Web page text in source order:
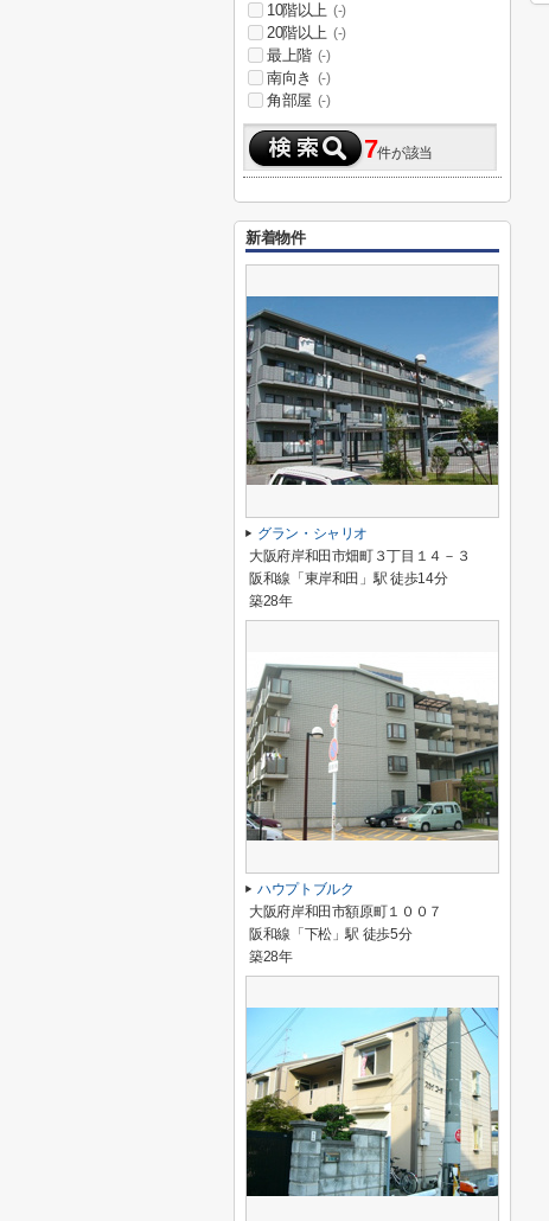
10階以上 (-)
20階以上 (-)
最上階 (-)
南向き (-)
角部屋 (-)
7件が該当
新着物件
グラン・シャリオ
大阪府岸和田市畑町３丁目１４－３
阪和線「東岸和田」駅 徒歩14分
築28年
ハウプトブルク
大阪府岸和田市額原町１００７
阪和線「下松」駅 徒歩5分
築28年